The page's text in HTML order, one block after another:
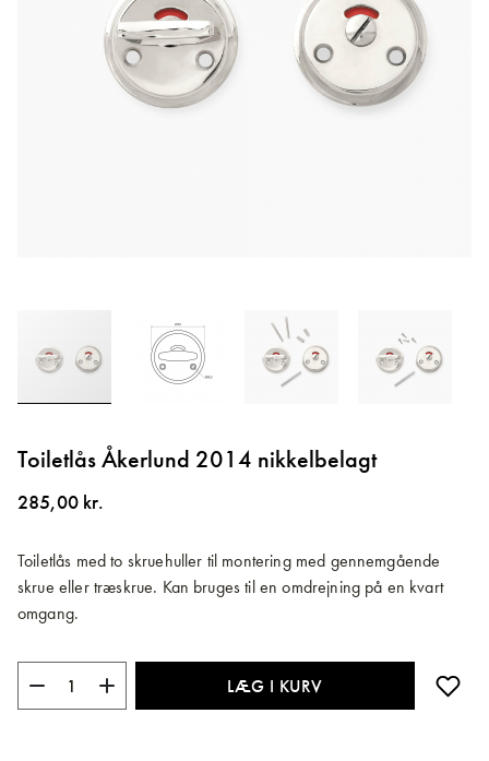
til
starten
billedgalleriet
Toiletlås Åkerlund 2014 nikkelbelagt
285,00 kr.
Toiletlås med to skruehuller til montering med gennemgående
skrue eller træskrue. Kan bruges til en omdrejning på en kvart
omgang.
LÆG I KURV